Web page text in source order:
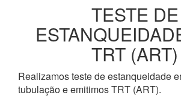
TESTE DE
TRT (ART)
Realizamos teste de estanqueidade
tubulação e emitimos TRT (ART).